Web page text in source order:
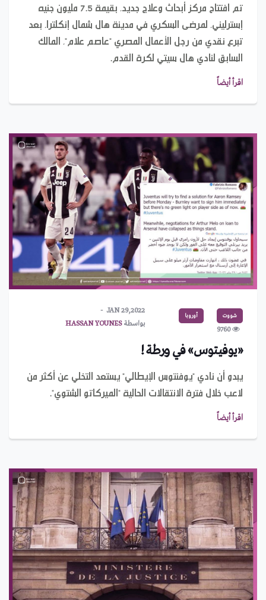
تم افتتاح مركز أبحاث وعلاج جديد، بقيمة 7.5 مليون جنيه
إسترليني، لمرضى السكري في مدينة هال شمال إنكلترا، بعد
تبرع نقدي من رجل الأعمال المصري "عاصم علام"، المالك
السابق لنادي هال سيتي لكرة القدم.
اقرأ أيضاً
شووت أوروبا
9760
JAN 29,2022
بواسطةHASSAN YOUNES
«يوفيتوس» في ورطة !
يبدو أن نادي "يوفنتوس الإيطالي" يستعد التخلي عن أكثر من
لاعب خلال فترة الانتقالات الحالية "الميركاتو الشتوي".
اقرأ أيضاً